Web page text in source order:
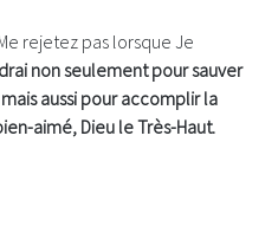
rejetez pas lorsque Je
non seulement pour sauver
aussi pour accomplir la
aimé, Dieu le Très-Haut.